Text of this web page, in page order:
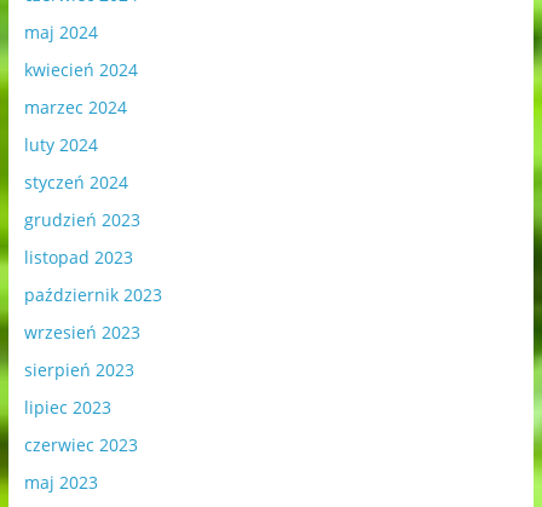
maj 2024
kwiecień 2024
marzec 2024
luty 2024
styczeń 2024
grudzień 2023
listopad 2023
październik 2023
wrzesień 2023
sierpień 2023
lipiec 2023
czerwiec 2023
maj 2023